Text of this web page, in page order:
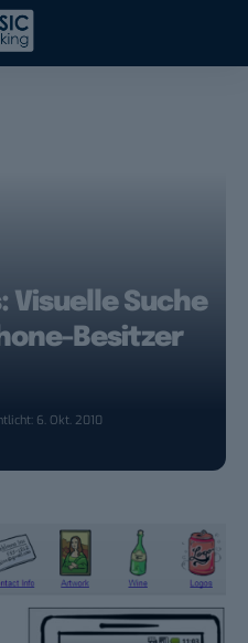
Visuelle Suche
Besitzer
6. Okt. 2010